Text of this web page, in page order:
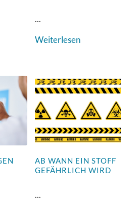
...
Weiterlesen
AB WANN EIN STOFF
GEFÄHRLICH WIRD
...